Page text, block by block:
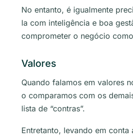
No entanto, é igualmente
la com inteligência e boa
comprometer o negócio
Valores
Quando falamos em valores
o comparamos com os
lista de “contras”.
Entretanto, levando em conta